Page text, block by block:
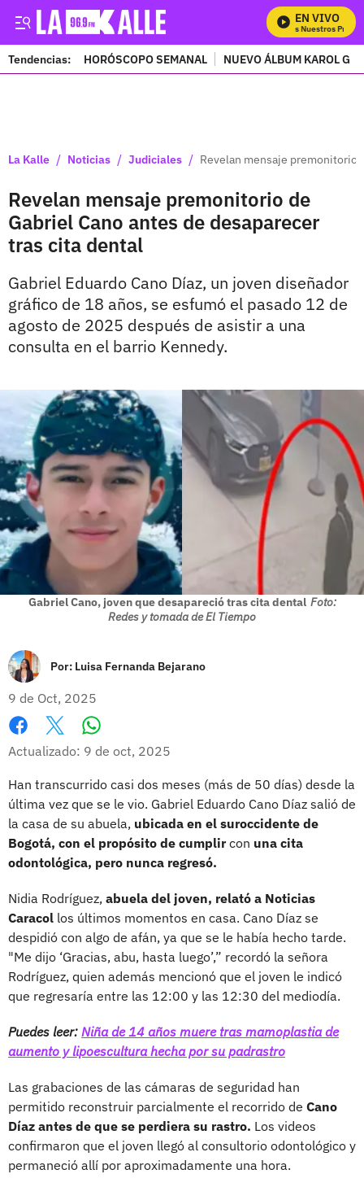
EN VIVO
Mira Todos Nuestros
Tendencias: HORÓSCOPO SEMANAL NUEVO ÁLBUM KAROL G
La Kalle / Noticias / Judiciales / Revelan mensaje premonitorio
Revelan mensaje premonitorio de
Gabriel Cano antes de desaparecer
tras cita dental
Gabriel Eduardo Cano Díaz, un joven diseñador
gráfico de 18 años, se esfumó el pasado 12 de
agosto de 2025 después de asistir a una
consulta en el barrio Kennedy.
Gabriel Cano, joven que desapareció tras cita dental Foto:
Redes y tomada de El Tiempo
Por: Luisa Fernanda Bejarano
9 de Oct, 2025
Facebook
X
Actualizado: 9 de oct, 2025
Han transcurrido casi dos meses (más de 50 días) desde la
última vez que se le vio. Gabriel Eduardo Cano Díaz salió de
la casa de su abuela, ubicada en el suroccidente de
Bogotá, con el propósito de cumplircon una cita
odontológica, pero nunca regresó.
Nidia Rodríguez, abuela del joven, relató a Noticias
Caracol los últimos momentos en casa. Cano Díaz se
despidió con algo de afán, ya que se le había hecho tarde.
"Me dijo ‘Gracias, abu, hasta luego’,” recordó la señora
Rodríguez, quien además mencionó que el joven le indicó
que regresaría entre las 12:00 y las 12:30 del mediodía.
Puedes leer: Niña de 14 años muere tras mamoplastia de
aumento y lipoescultura hecha por su padrastro
Las grabaciones de las cámaras de seguridad han
permitido reconstruir parcialmente el recorrido de Cano
Díaz antes de que se perdiera su rastro. Los videos
confirmaron que el joven llegó al consultorio odontológico y
permaneció allí por aproximadamente una hora.